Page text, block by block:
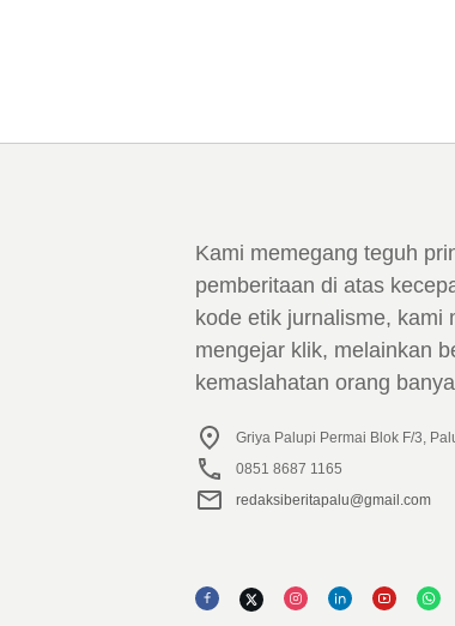
Kami memegang teguh
pemberitaan di atas
kode etik jurnalisme, kami
mengejar klik, melainkan
kemaslahatan orang
Griya Palupi Permai Blok F/3,
0851 8687 1165
redaksiberitapalu@gmail.com